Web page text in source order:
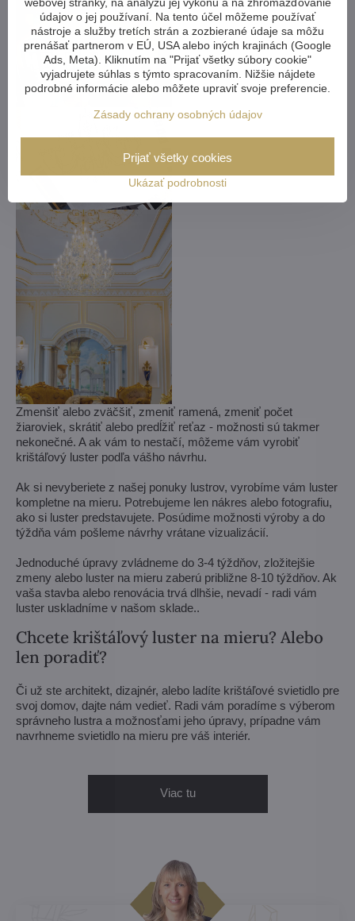
Zmenšiť alebo zväčšiť, zmeniť ramená, zmeniť počet
žiaroviek, skrátiť alebo predĺžiť reťaz - možnosti sú takmer
nekonečné. A ak vám to nestačí, môžeme vám vyrobiť
krištáľový luster podľa vášho návrhu.
Ak si nevyberiete z našej ponuky lustrov, vyrobíme vám luster
kompletne na mieru. Potrebujeme len nákres alebo fotografiu,
ako si luster predstavujete. Posúdime možnosti výroby a do
týždňa vám pošleme návrhy vrátane vizualizácií.
Jednoduché úpravy zvládneme do 3-4 týždňov, zložitejšie
zmeny alebo luster na mieru zaberú približne 8-10 týždňov. Ak
vaša stavba alebo renovácia trvá dlhšie, nevadí - radi vám
luster uskladníme v našom sklade..
Chcete krištáľový luster na mieru? Alebo
len poradiť?
Či už ste architekt, dizajnér, alebo ladíte krištáľové svietidlo pre
svoj domov, dajte nám vedieť. Radi vám poradíme s výberom
správneho lustra a možnosťami jeho úpravy, prípadne vám
navrhneme svietidlo na mieru pre váš interiér.
Viac tu
údajov o jej používaní. Na tento účel môžeme používať
nástroje a služby tretích strán a zozbierané údaje sa môžu
prenášať partnerom v EÚ, USA alebo iných krajinách (Google
Ads, Meta). Kliknutím na "Prijať všetky súbory cookie"
vyjadrujete súhlas s týmto spracovaním. Nižšie nájdete
podrobné informácie alebo môžete upraviť svoje preferencie.
Zásady ochrany osobných údajov
Ukázať podrobnosti
Prijať všetky cookies